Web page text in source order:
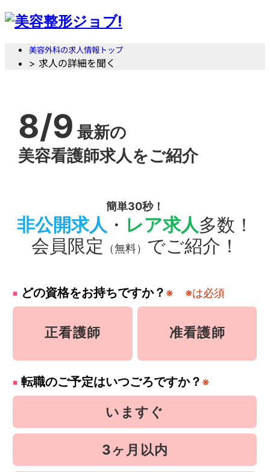
美容外科の求人情報トップ
> 求人の詳細を聞く
8/9 最新の
美容看護師求人をご紹介
簡単30秒！
非公開求人 ・ レア求人多数！
会員限定
（無料） でご紹介！
どの資格をお持ちですか？ ※ ※は必須
正看護師 准看護師
転職のご予定はいつごろですか？ ※
いますぐ
3ヶ月以内